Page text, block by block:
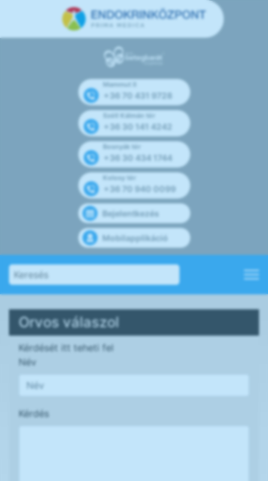
Mammut II
+36 70 431 9728
Széll Kálmán tér
+36 30 141 4242
Bosnyák tér
+36 30 434 1744
Kolosy tér
+36 70 940 0099
Bejelentkezés
Mobilapplikáció
Orvos válaszol
Kérdését itt teheti fel
Név
Kérdés